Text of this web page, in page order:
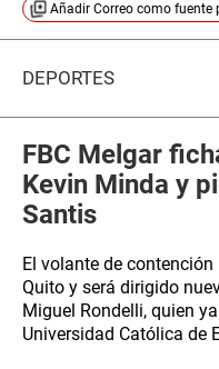
Añadir Correo como fuente
DEPORTES
FBC Melgar
Kevin Minda y
Santis
El volante de
Quito y será dirigido
Miguel Rondelli, quien
Universidad Católica de